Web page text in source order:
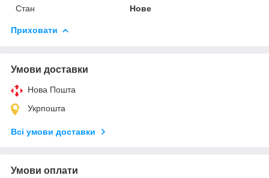
Стан
Нове
Приховати
Умови доставки
Нова Пошта
Укрпошта
Всі умови доставки
Умови оплати